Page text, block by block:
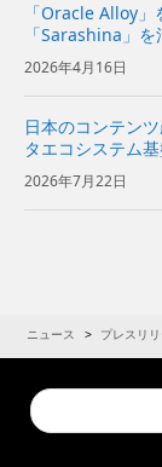
「Oracle Alloy
「Sarashina」
提供〜企業や自
に対応〜 | 企業・
2026年4月16日
日本のコンテン
タエコシステム
加工でデータを
AI開発事業者の
2026年7月22日
ニュース プレスリリ
Conduct
a